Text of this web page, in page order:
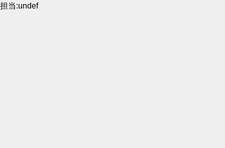
担当:undef